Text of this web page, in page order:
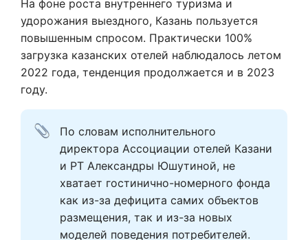
На фоне роста внутреннего туризма и
удорожания выездного, Казань пользуется
повышенным спросом. Практически 100%
загрузка казанских отелей наблюдалось летом
2022 года, тенденция продолжается и в 2023
году.
По словам исполнительного
директора Ассоциации отелей Казани
и РТ Александры Юшутиной, не
хватает гостинично-номерного фонда
как из-за дефицита самих объектов
размещения, так и из-за новых
моделей поведения потребителей.